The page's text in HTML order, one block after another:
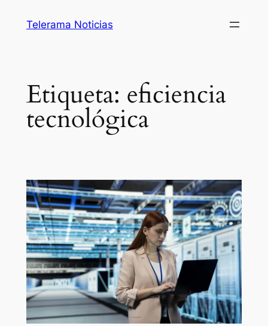
Telerama Noticias
Etiqueta: eficiencia
tecnológica